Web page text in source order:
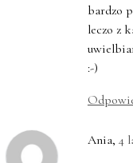
bardzo
leczo z
:-)
Ania, 4